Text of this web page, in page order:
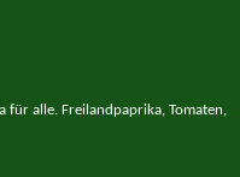
für alle. Freilandpaprika, Tomaten,